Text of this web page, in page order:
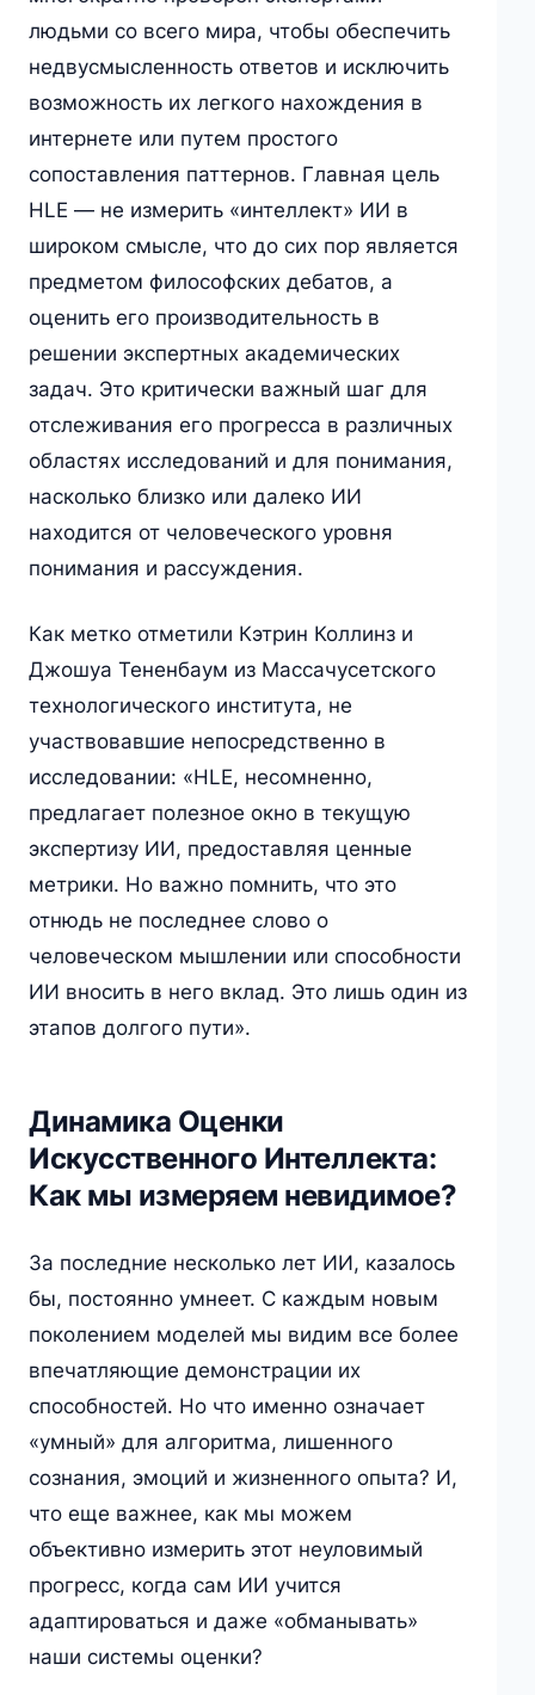
людьми со всего мира, чтобы обеспечить
недвусмысленность ответов и исключить
возможность их легкого нахождения в
интернете или путем простого
сопоставления паттернов. Главная цель
HLE — не измерить «интеллект» ИИ в
широком смысле, что до сих пор является
предметом философских дебатов, а
оценить его производительность в
решении экспертных академических
задач. Это критически важный шаг для
отслеживания его прогресса в различных
областях исследований и для понимания,
насколько близко или далеко ИИ
находится от человеческого уровня
понимания и рассуждения.
Как метко отметили Кэтрин Коллинз и
Джошуа Тененбаум из Массачусетского
технологического института, не
участвовавшие непосредственно в
исследовании: «HLE, несомненно,
предлагает полезное окно в текущую
экспертизу ИИ, предоставляя ценные
метрики. Но важно помнить, что это
отнюдь не последнее слово о
человеческом мышлении или способности
ИИ вносить в него вклад. Это лишь один из
этапов долгого пути».
Динамика Оценки
Искусственного Интеллекта:
Как мы измеряем невидимое?
За последние несколько лет ИИ, казалось
бы, постоянно умнеет. С каждым новым
поколением моделей мы видим все более
впечатляющие демонстрации их
способностей. Но что именно означает
«умный» для алгоритма, лишенного
сознания, эмоций и жизненного опыта? И,
что еще важнее, как мы можем
объективно измерить этот неуловимый
прогресс, когда сам ИИ учится
адаптироваться и даже «обманывать»
наши системы оценки?